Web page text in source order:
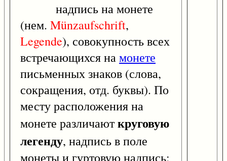
надпись на монете
(нем. Münzaufschrift,
Legende), совокупность всех
встречающихся намонете
письменных знаков (слова,
сокращения, отд. буквы). По
месту расположения на
монете различаюткруговую
легенду, надпись в поле
монеты и гуртовую надпись: